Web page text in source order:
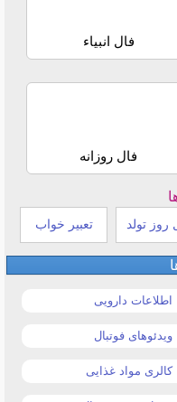
فال انبیاء
فال روزانه
روز تولد تعبیر خواب
اطلاعات دارویی
ویدئوهای فوتبال
کالری مواد غذایی